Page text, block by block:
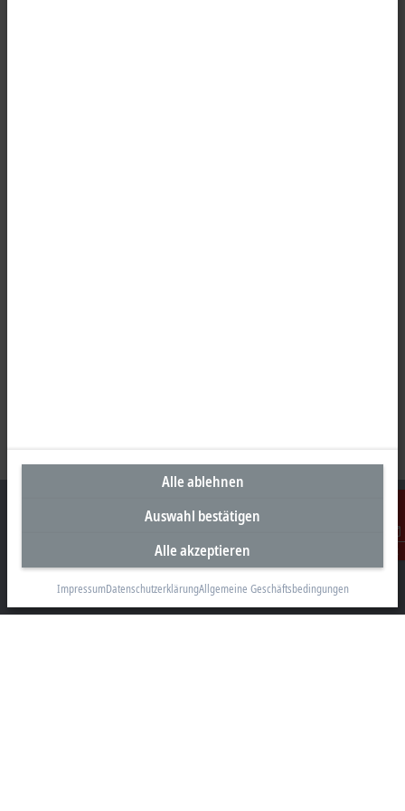
Kontakt
Unternehmenszentrale Deutschland
Beckhoff Automation GmbH & Co. KG
Hülshorstweg 20
Alle ablehnen
Auswahl bestätigen
Alle akzeptieren
ImpressumDatenschutzerklärungAllgemeine Geschäftsbedingungen